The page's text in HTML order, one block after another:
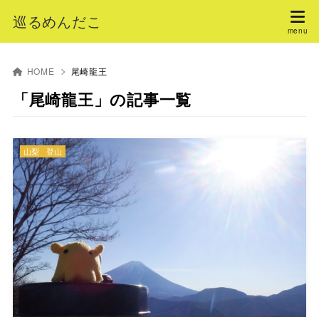
巡るめんだこ
HOME 尾崎龍王
「尾崎龍王」の記事一覧
山梨 登山